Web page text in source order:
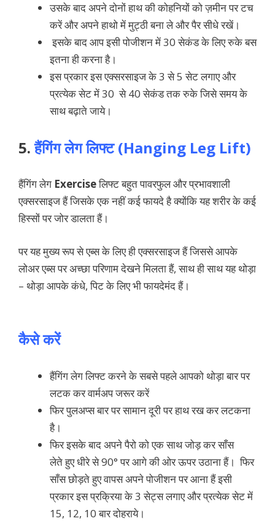
उसके बाद अपने दोनों हाथ की कोहनियों को ज़मीन पर टच
करें और अपने हाथो में मुट्ठी बना ले और पैर सीधे रखें।
इसके बाद आप इसी पोजीशन में 30 सेकंड के लिए रुके बस
इतना ही करना है।
इस प्रकार इस एक्सरसाइज के 3 से 5 सेट लगाए और
प्रत्येक सेट में 30 से 40 सेकंड तक रुके जिसे समय के
साथ बढ़ाते जाये।
5.हैंगिंग लेग लिफ्ट (Hanging Leg Lift)
हैंगिंग लेग Exerciseलिफ्ट बहुत पावरफुल और प्रभावशाली
एक्सरसाइज हैं जिसके एक नहीं कई फायदे है क्योंकि यह शरीर के कई
हिस्सों पर जोर डालता हैं।
पर यह मुख्य रूप से एब्स के लिए ही एक्सरसाइज हैं जिससे आपके
लोअर एब्स पर अच्छा परिणाम देखने मिलता हैं, साथ ही साथ यह थोड़ा
– थोड़ा आपके कंधे, पिट के लिए भी फायदेमंद हैं।
कैसे करें
हैंगिंग लेग लिफ्ट करने के सबसे पहले आपको थोड़ा बार पर
लटक कर वार्मअप जरूर करें
फिर पुलअप्स बार पर सामान दूरी पर हाथ रख कर लटकना
है।
फिर इसके बाद अपने पैरो को एक साथ जोड़ कर साँस
लेते हुए धीरे से 90° पर आगे की ओर ऊपर उठाना हैं। फिर
साँस छोड़ते हुए वापस अपने पोजीशन पर आना हैं इसी
प्रकार इस प्रक्रिया के 3 सेट्स लगाए और प्रत्येक सेट में
15, 12, 10 बार दोहराये।